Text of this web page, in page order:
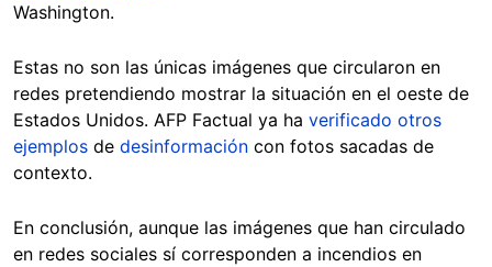
Washington.
Estas no son las únicas imágenes que circularon en
redes pretendiendo mostrar la situación en el oeste de
Estados Unidos. AFP Factual ya ha verificado otros
ejemplos de desinformación con fotos sacadas de
contexto.
En conclusión, aunque las imágenes que han circulado
en redes sociales sí corresponden a incendios en